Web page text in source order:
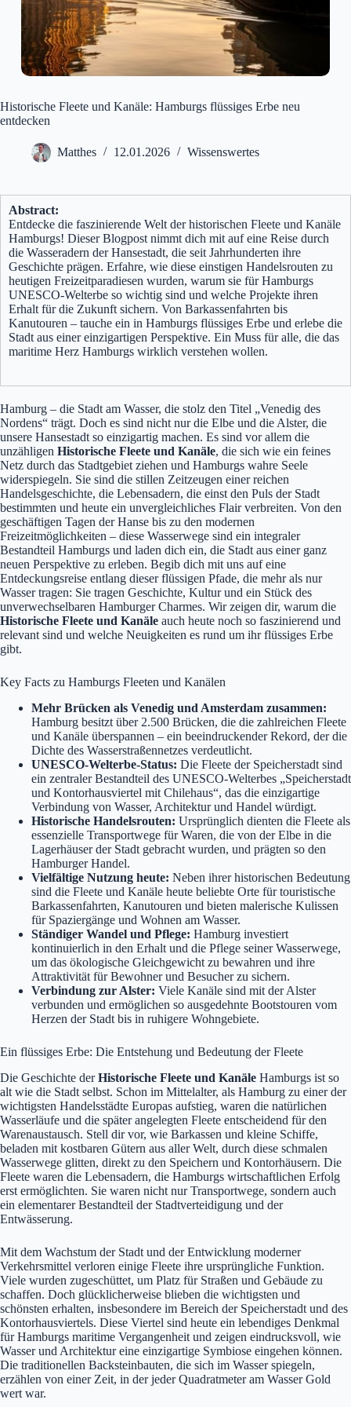
Historische Fleete und Kanäle: Hamburgs flüssiges Erbe neu
entdecken
Matthes 12.01.2026 Wissenswertes
Abstract:
Entdecke die faszinierende Welt der historischen Fleete und Kanäle
Hamburgs! Dieser Blogpost nimmt dich mit auf eine Reise durch
die Wasseradern der Hansestadt, die seit Jahrhunderten ihre
Geschichte prägen. Erfahre, wie diese einstigen Handelsrouten zu
heutigen Freizeitparadiesen wurden, warum sie für Hamburgs
UNESCO-Welterbe so wichtig sind und welche Projekte ihren
Erhalt für die Zukunft sichern. Von Barkassenfahrten bis
Kanutouren – tauche ein in Hamburgs flüssiges Erbe und erlebe die
Stadt aus einer einzigartigen Perspektive. Ein Muss für alle, die das
maritime Herz Hamburgs wirklich verstehen wollen.
Hamburg – die Stadt am Wasser, die stolz den Titel „Venedig des
Nordens“ trägt. Doch es sind nicht nur die Elbe und die Alster, die
unsere Hansestadt so einzigartig machen. Es sind vor allem die
unzähligen Historische Fleete und Kanäle, die sich wie ein feines
Netz durch das Stadtgebiet ziehen und Hamburgs wahre Seele
widerspiegeln. Sie sind die stillen Zeitzeugen einer reichen
Handelsgeschichte, die Lebensadern, die einst den Puls der Stadt
bestimmten und heute ein unvergleichliches Flair verbreiten. Von den
geschäftigen Tagen der Hanse bis zu den modernen
Freizeitmöglichkeiten – diese Wasserwege sind ein integraler
Bestandteil Hamburgs und laden dich ein, die Stadt aus einer ganz
neuen Perspektive zu erleben. Begib dich mit uns auf eine
Entdeckungsreise entlang dieser flüssigen Pfade, die mehr als nur
Wasser tragen: Sie tragen Geschichte, Kultur und ein Stück des
unverwechselbaren Hamburger Charmes. Wir zeigen dir, warum die
Historische Fleete und Kanäle auch heute noch so faszinierend und
relevant sind und welche Neuigkeiten es rund um ihr flüssiges Erbe
gibt.
Key Facts zu Hamburgs Fleeten und Kanälen
Mehr Brücken als Venedig und Amsterdam zusammen:
Hamburg besitzt über 2.500 Brücken, die die zahlreichen Fleete
und Kanäle überspannen – ein beeindruckender Rekord, der die
Dichte des Wasserstraßennetzes verdeutlicht.
UNESCO-Welterbe-Status: Die Fleete der Speicherstadt sind
ein zentraler Bestandteil des UNESCO-Welterbes „Speicherstadt
und Kontorhausviertel mit Chilehaus“, das die einzigartige
Verbindung von Wasser, Architektur und Handel würdigt.
Historische Handelsrouten: Ursprünglich dienten die Fleete als
essenzielle Transportwege für Waren, die von der Elbe in die
Lagerhäuser der Stadt gebracht wurden, und prägten so den
Hamburger Handel.
Vielfältige Nutzung heute: Neben ihrer historischen Bedeutung
sind die Fleete und Kanäle heute beliebte Orte für touristische
Barkassenfahrten, Kanutouren und bieten malerische Kulissen
für Spaziergänge und Wohnen am Wasser.
Ständiger Wandel und Pflege: Hamburg investiert
kontinuierlich in den Erhalt und die Pflege seiner Wasserwege,
um das ökologische Gleichgewicht zu bewahren und ihre
Attraktivität für Bewohner und Besucher zu sichern.
Verbindung zur Alster: Viele Kanäle sind mit der Alster
verbunden und ermöglichen so ausgedehnte Bootstouren vom
Herzen der Stadt bis in ruhigere Wohngebiete.
Ein flüssiges Erbe: Die Entstehung und Bedeutung der Fleete
Die Geschichte derHistorische Fleete und Kanäle Hamburgs ist so
alt wie die Stadt selbst. Schon im Mittelalter, als Hamburg zu einer der
wichtigsten Handelsstädte Europas aufstieg, waren die natürlichen
Wasserläufe und die später angelegten Fleete entscheidend für den
Warenaustausch. Stell dir vor, wie Barkassen und kleine Schiffe,
beladen mit kostbaren Gütern aus aller Welt, durch diese schmalen
Wasserwege glitten, direkt zu den Speichern und Kontorhäusern. Die
Fleete waren die Lebensadern, die Hamburgs wirtschaftlichen Erfolg
erst ermöglichten. Sie waren nicht nur Transportwege, sondern auch
ein elementarer Bestandteil der Stadtverteidigung und der
Entwässerung.
Mit dem Wachstum der Stadt und der Entwicklung moderner
Verkehrsmittel verloren einige Fleete ihre ursprüngliche Funktion.
Viele wurden zugeschüttet, um Platz für Straßen und Gebäude zu
schaffen. Doch glücklicherweise blieben die wichtigsten und
schönsten erhalten, insbesondere im Bereich der Speicherstadt und des
Kontorhausviertels. Diese Viertel sind heute ein lebendiges Denkmal
für Hamburgs maritime Vergangenheit und zeigen eindrucksvoll, wie
Wasser und Architektur eine einzigartige Symbiose eingehen können.
Die traditionellen Backsteinbauten, die sich im Wasser spiegeln,
erzählen von einer Zeit, in der jeder Quadratmeter am Wasser Gold
wert war.